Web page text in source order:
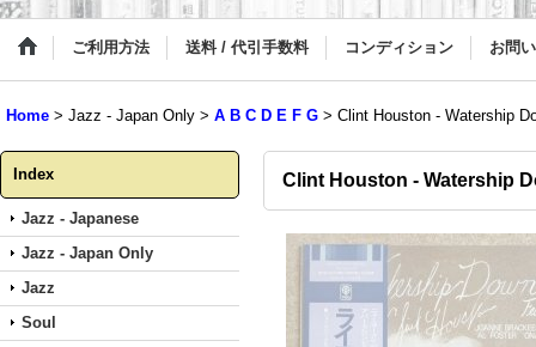
ご利用方法 送料 / 代引手数料 コンディション お問
Home > Jazz - Japan Only > A B C D E F G > Clint Houston - Watership
Index
Jazz - Japanese
Jazz - Japan Only
Jazz
Soul
Clint Houston - Watership